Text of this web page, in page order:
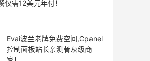
需12美元年付！
Evai波兰老牌免费空间,Cpanel
控制面板站长亲测骨灰级商